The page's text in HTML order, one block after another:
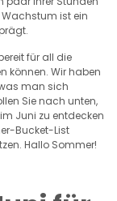
ist ein
für all die
können. Wir haben
man sich
Sie nach unten,
Juni zu entdecken
Bucket-List
Hallo Sommer!